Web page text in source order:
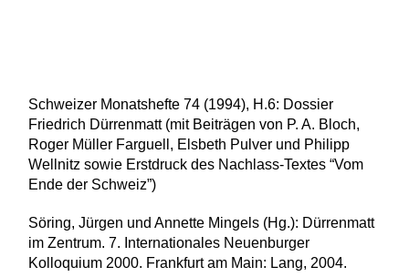
Schweizer Monatshefte 74 (1994), H.6: Dossier
Friedrich Dürrenmatt (mit Beiträgen von P. A. Bloch,
Roger Müller Farguell, Elsbeth Pulver und Philipp
Wellnitz sowie Erstdruck des Nachlass-Textes “Vom
Ende der Schweiz”)
Söring, Jürgen und Annette Mingels (Hg.): Dürrenmatt
im Zentrum. 7. Internationales Neuenburger
Kolloquium 2000. Frankfurt am Main: Lang, 2004.